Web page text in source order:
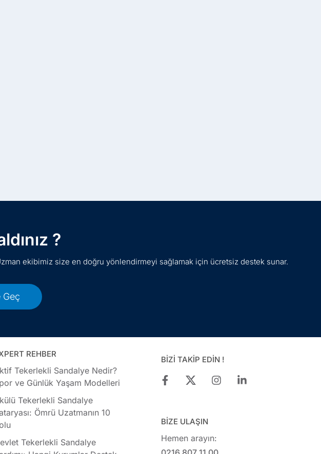
?
ekibimiz size en doğru yönlendirmeyi sağlamak için ücretsiz destek sunar.
Geç
REHBER
Tekerlekli Sandalye Nedir?
ve Günlük Yaşam Modelleri
Tekerlekli Sandalye
Ömrü Uzatmanın 10
Tekerlekli Sandalye
BİZİ TAKİP EDİN !
BİZE ULAŞIN
Hemen arayın: